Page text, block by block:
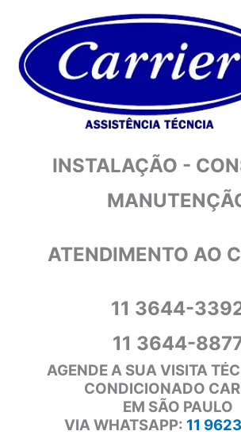
conteúdo
INSTALAÇÃO -
ATENDIMENTO AO
11 3644-
11 3644-
AGENDE A SUA VISITA
CONDICIONADO
EM SÃO PAULO
VIA WHATSAPP: 11